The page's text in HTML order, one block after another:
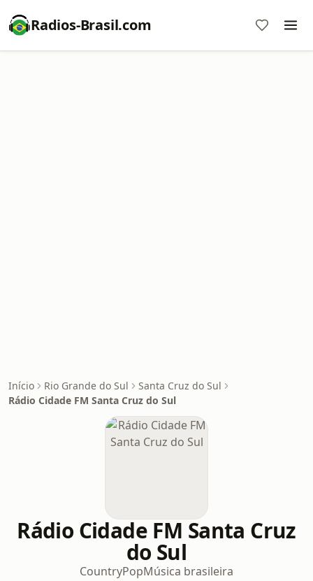
Radios-Brasil.com
Início Rio Grande do Sul
Santa Cruz do Sul
Rádio Cidade FM Santa Cruz do Sul
Rádio Cidade FM Santa Cruz
do Sul
CountryPopMúsica brasileira